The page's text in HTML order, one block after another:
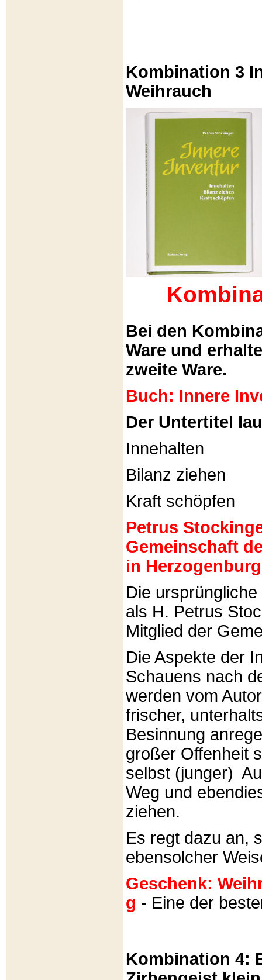
Kombination 3
Weihrauch
Bei den
Ware und
zweite Ware.
Buch: Innere
Der Untertitel
Innehalten
Bilanz ziehen
Kraft schöpfen
Petrus
Gemeinschaft
in
Die
als H. Petrus
Mitglied der
Die Aspekte der
Schauens nach
werden vom
frischer,
Besinnung
großer Offenheit
selbst (junger)
Weg und
ziehen.
Es regt dazu an,
ebensolcher
Geschenk:
g - Eine der
Kombination 4: